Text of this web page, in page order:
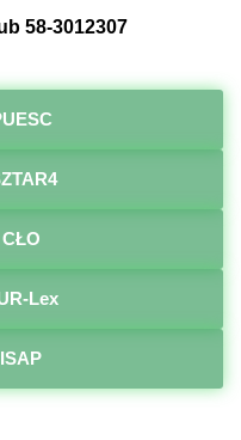
58-3012307
Lex